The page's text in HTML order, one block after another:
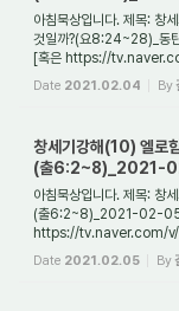
아침묵상입니다. 제목: 창
것일까?(요8:24~28)_동
[혹은 https://
(엘로힘)의 이...
Date 2021.02.04 By
창세기강해(10) 엘로
(출6:2~8)_2021-
아침묵상입니다. 제목: 창
(출6:2~8)_2021-02-
https://tv.naver.com/v/
'엘로힘'과 '여호와'는 어떤
Date 2021.02.05 By